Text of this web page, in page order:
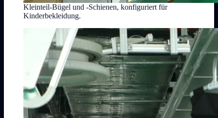
Kleinteil-Bügel und -Schienen, konfiguriert für
Kinderbekleidung.